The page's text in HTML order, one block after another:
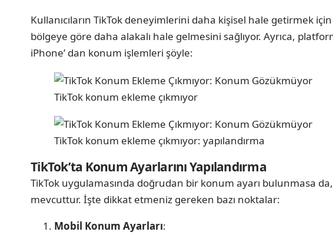
Kullanıcıların TikTok deneyimlerini daha kişisel hale getirmek
bölgeye göre daha alakalı hale gelmesini sağlıyor. Ayrıca,
iPhone’ dan konum işlemleri şöyle:
TikTok konum ekleme çıkmıyor
TikTok konum ekleme çıkmıyor: yapılandırma
TikTok’ta Konum Ayarlarını Yapılandırma
TikTok uygulamasında doğrudan bir konum ayarı bulunmasa
mevcuttur. İşte dikkat etmeniz gereken bazı noktalar:
Mobil Konum Ayarları: